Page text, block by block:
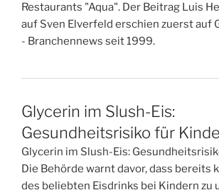
Restaurants "Aqua". Der Beitrag Luis
auf Sven Elverfeld erschien zuerst auf
- Branchennews seit 1999.
Glycerin im Slush-Eis:
Gesundheitsrisiko für
Glycerin im Slush-Eis:
Die Behörde warnt davor, dass bereits
des beliebten Eisdrinks bei Kindern zu